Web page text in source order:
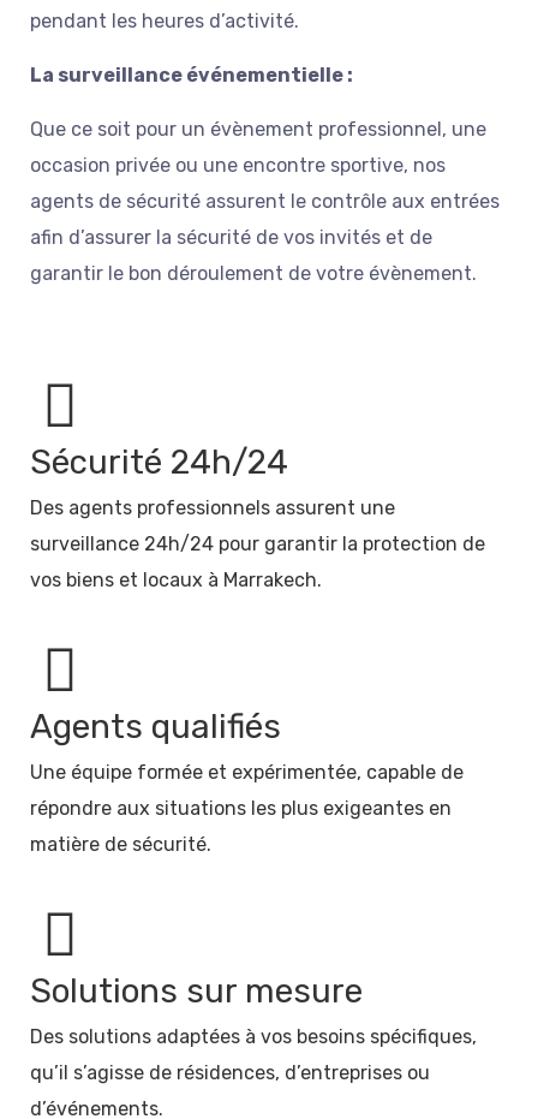
pendant les heures d’activité.
La surveillance événementielle :
Que ce soit pour un évènement professionnel, une
occasion privée ou une encontre sportive, nos
agents de sécurité assurent le contrôle aux entrées
afin d’assurer la sécurité de vos invités et de
garantir le bon déroulement de votre évènement.
Sécurité 24h/24
Des agents professionnels assurent une
surveillance 24h/24 pour garantir la protection de
vos biens et locaux à Marrakech.
Agents qualifiés
Une équipe formée et expérimentée, capable de
répondre aux situations les plus exigeantes en
matière de sécurité.
Solutions sur mesure
Des solutions adaptées à vos besoins spécifiques,
qu’il s’agisse de résidences, d’entreprises ou
d’événements.